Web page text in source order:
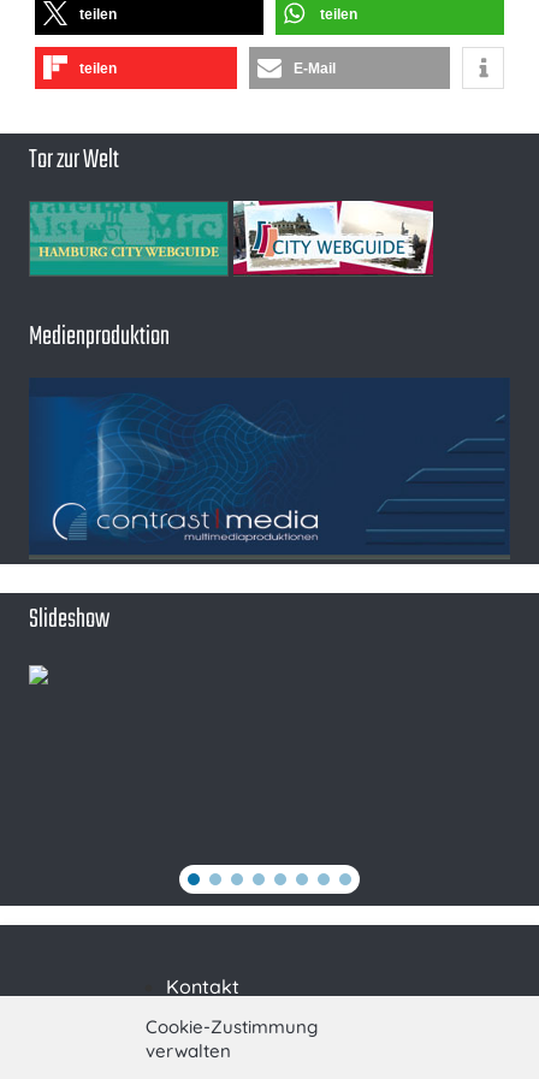
Cookie-Zustimmung
verwalten
teilen teilen
teilen E-Mail
Tor zur Welt
Medienproduktion
Slideshow
Kontakt
Impressum
Datenschutzerklärung